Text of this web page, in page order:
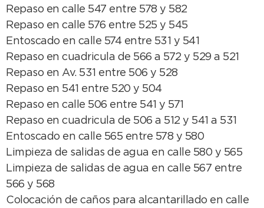
Repaso en calle 547 entre 578 y 582
Repaso en calle 576 entre 525 y 545
Entoscado en calle 574 entre 531 y 541
Repaso en cuadricula de 566 a 572 y 529 a 521
Repaso en Av. 531 entre 506 y 528
Repaso en 541 entre 520 y 504
Repaso en calle 506 entre 541 y 571
Repaso en cuadricula de 506 a 512 y 541 a 531
Entoscado en calle 565 entre 578 y 580
Limpieza de salidas de agua en calle 580 y 565
Limpieza de salidas de agua en calle 567 entre
566 y 568
Colocación de caños para alcantarillado en calle